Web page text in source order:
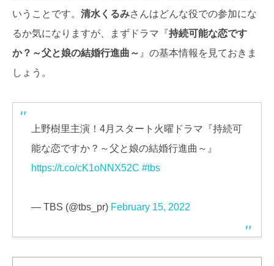
いうことです。 清水くるみさんはどんな役での参加にな
るか気になりますが、まずドラマ『持続可能な恋です
か？～父と娘の結婚行進曲～ 』の基本情報を見ておきま
しょう。
上野樹里主演！4月スタート火曜ドラマ『持続可
能な恋ですか？～父と娘の結婚行進曲～』
https://t.co/cK1oNNX52C #tbs
— TBS (@tbs_pr) February 15, 2022